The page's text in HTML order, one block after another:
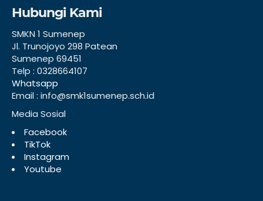
Hubungi Kami
SMKN 1 Sumenep
Jl. Trunojoyo 298 Patean
Sumenep 69451
Telp : 0328664107
Whatsapp
Email : info@smk1sumenep.sch.id
Media Sosial
Facebook
TikTok
Instagram
Youtube